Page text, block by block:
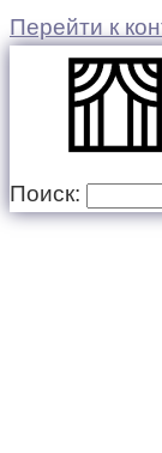
Перейти к
Поиск: